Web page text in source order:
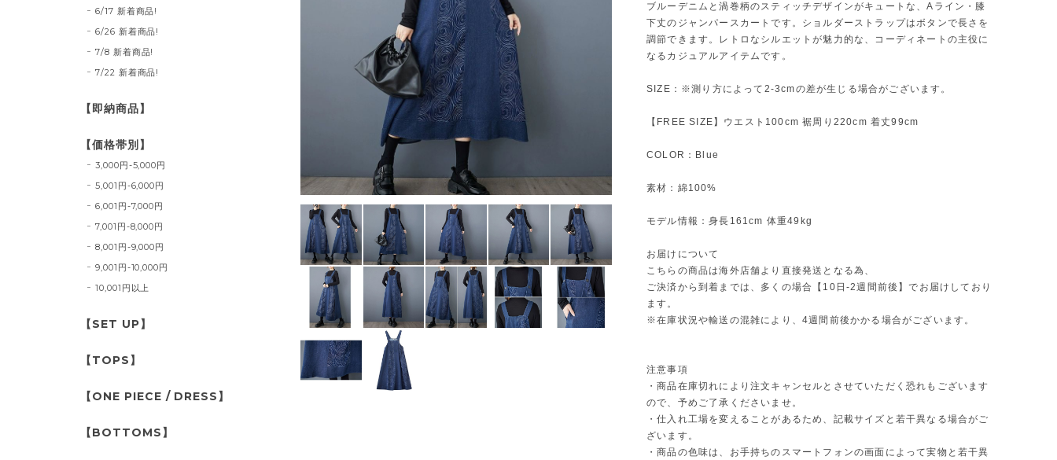
ブルーデニムと渦巻柄のスティッチデザインがキュートな、Aライン・膝
下丈のジャンパースカートです。ショルダーストラップはボタンで長さを
調節できます。レトロなシルエットが魅力的な、コーディネートの主役に
なるカジュアルアイテムです。
SIZE：※測り方によって2-3cmの差が生じる場合がございます。
【FREE SIZE】ウエスト100cm 裾周り220cm 着丈99cm
COLOR：Blue
素材：綿100%
モデル情報：身長161cm 体重49kg
お届けについて
こちらの商品は海外店舗より直接発送となる為、
ご決済から到着までは、多くの場合【10日-2週間前後】でお届けしており
ます。
※在庫状況や輸送の混雑により、4週間前後かかる場合がございます。
注意事項
・商品在庫切れにより注文キャンセルとさせていただく恐れもございます
ので、予めご了承くださいませ。
・仕入れ工場を変えることがあるため、記載サイズと若干異なる場合がご
ざいます。
・商品の色味は、お手持ちのスマートフォンの画面によって実物と若干異
6/17 新着商品!
6/26 新着商品!
7/8 新着商品!
7/22 新着商品!
【即納商品】
【価格帯別】
3,000円-5,000円
5,001円-6,000円
6,001円-7,000円
7,001円-8,000円
8,001円-9,000円
9,001円-10,000円
10,001円以上
【SET UP】
【TOPS】
【ONE PIECE / DRESS】
【BOTTOMS】